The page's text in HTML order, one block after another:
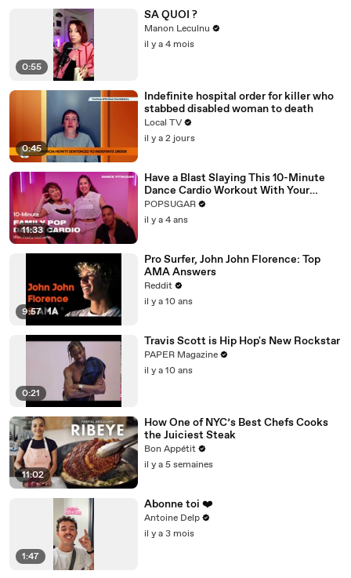
0:55
SA QUOI ?
Manon Leculnu
il y a 4 mois
0:45
Indefinite hospital order for killer who
stabbed disabled woman to death
Local TV
il y a 2 jours
11:33
Have a Blast Slaying This 10-Minute
Dance Cardio Workout With Your
Family
POPSUGAR
il y a 4 ans
9:57
Pro Surfer, John John Florence: Top
AMA Answers
Reddit
il y a 10 ans
0:21
Travis Scott is Hip Hop's New Rockstar
PAPER Magazine
il y a 10 ans
11:02
How One of NYC’s Best Chefs Cooks
the Juiciest Steak
Bon Appétit
il y a 5 semaines
1:47
Abonne toi ❤️
Antoine Delp
il y a 3 mois